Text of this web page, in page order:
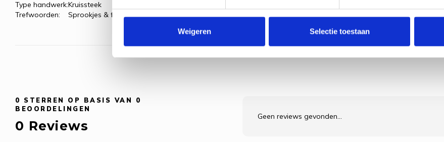
Weigeren Selectie toestaan
Type handwerk:Kruissteek
Trefwoorden:
Sprookjes & fantasie
0 STERREN OP BASIS VAN 0
BEOORDELINGEN
0 Reviews
Geen reviews gevonden...